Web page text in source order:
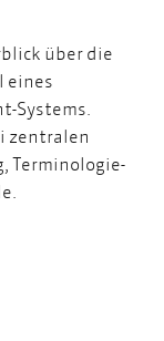
über die
eines
Systems.
zentralen
Terminologie-